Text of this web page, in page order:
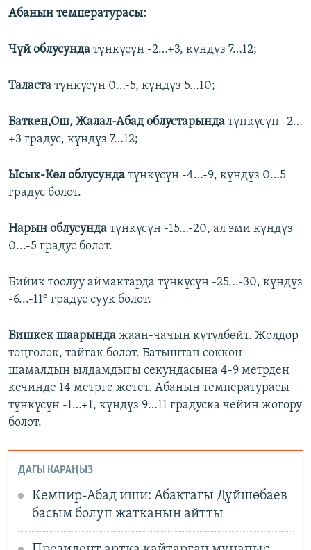
Абанын температурасы:
Чүй облусунда түнкүсүн -2…+3, күндүз 7…12;
Таласта түнкүсүн 0…-5, күндүз 5…10;
Баткен,Ош, Жалал-Абад облустарында түнкүсүн -2…
+3 градус, күндүз 7…12;
Ысык-Көл облусунда түнкүсүн -4…-9, күндүз 0…5
градус болот.
Нарын облусунда түнкүсүн -15…-20, ал эми күндүз
0...-5 градус болот.
Бийик тоолуу аймактарда түнкүсүн -25...-30, күндүз
-6...-11° градус суук болот.
Бишкек шаарында жаан-чачын күтүлбөйт. Жолдор
тоңголок, тайгак болот. Батыштан соккон
шамалдын ылдамдыгы секундасына 4-9 метрден
кечинде 14 метрге жетет. Абанын температурасы
түнкүсүн -1…+1, күндүз 9…11 градуска чейин жогору
болот.
ДАГЫ КАРАҢЫЗ
Кемпир-Абад иши: Абактагы Дүйшөбаев
басым болуп жатканын айтты